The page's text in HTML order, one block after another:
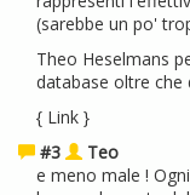
(sarebbe un po'
Theo Heselmans
database oltre che
{ Link }
#3
Teo
e meno male !